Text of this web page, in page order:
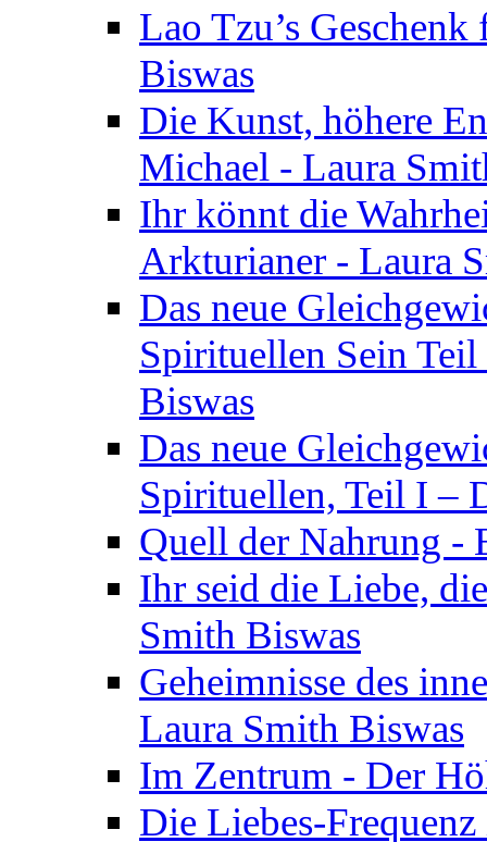
Lao Tzu’s
Biswas
Die Kunst, höhere
Michael - Laura
Ihr könnt die
Arkturianer - Laura
Das neue
Spirituellen Sein
Biswas
Das neue
Spirituellen, Teil I –
Quell der Nahrung -
Ihr seid die Liebe,
Smith Biswas
Geheimnisse des
Laura Smith Biswas
Im Zentrum - Der
Die Liebes-